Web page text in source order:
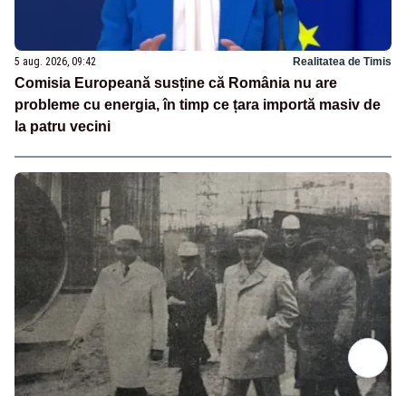
5 aug. 2026, 09:42 Realitatea de Timis
Comisia Europeană susține că România nu are
probleme cu energia, în timp ce țara importă masiv de
la patru vecini